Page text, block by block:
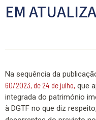
EM
Na sequência da
60/2023, de 24 de julho, que
integrada do património
à DGTF no que diz